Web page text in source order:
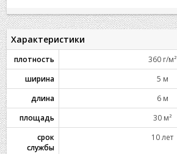
Характеристики
плотность
360 г/м²
ширина
5 м
длина
6 м
площадь
30 м²
срок
службы
10 лет